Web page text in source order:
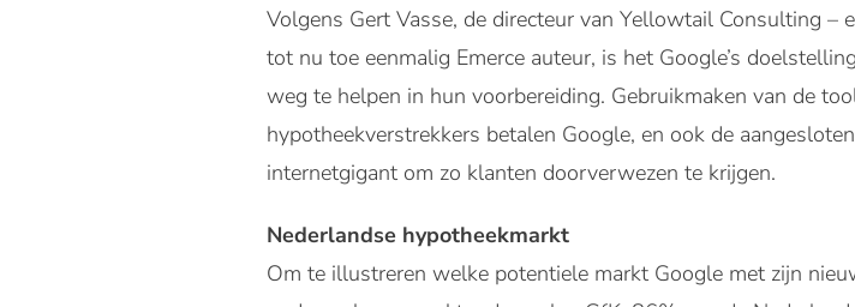
Volgens Gert Vasse, de directeur van Yellowtail Consulting –
tot nu toe eenmalig Emerce auteur, is het Google’s
weg te helpen in hun voorbereiding. Gebruikmaken van de
hypotheekverstrekkers betalen Google, en ook de
internetgigant om zo klanten doorverwezen te krijgen.
Nederlandse hypotheekmarkt
Om te illustreren welke potentiele markt Google met zijn